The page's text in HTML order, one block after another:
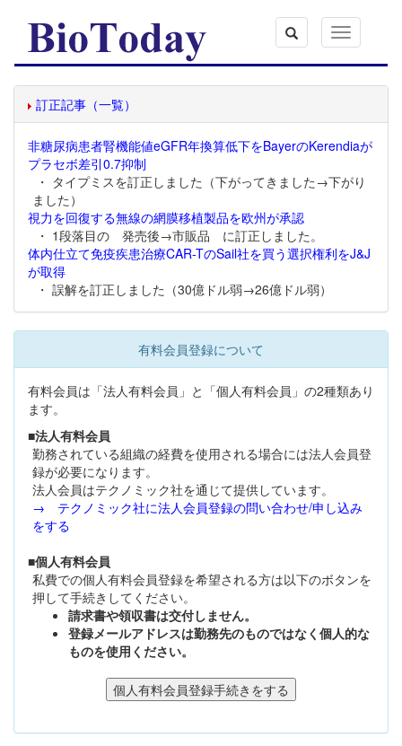
Toggle
navigation
訂正記事（一覧）
非糖尿病患者腎機能値eGFR年換算低下をBayerのKerendiaが
プラセボ差引0.7抑制
・ タイプミスを訂正しました（下がってきました→下がり
ました）
視力を回復する無線の網膜移植製品を欧州が承認
・ 1段落目の 発売後→市販品 に訂正しました。
体内仕立て免疫疾患治療CAR-TのSail社を買う選択権利をJ&J
が取得
・ 誤解を訂正しました（30億ドル弱→26億ドル弱）
有料会員登録について
有料会員は「法人有料会員」と「個人有料会員」の2種類あり
ます。
■法人有料会員
勤務されている組織の経費を使用される場合には法人会員登
録が必要になります。
法人会員はテクノミック社を通じて提供しています。
→ テクノミック社に法人会員登録の問い合わせ/申し込み
をする
■個人有料会員
私費での個人有料会員登録を希望される方は以下のボタンを
押して手続きしてください。
請求書や領収書は交付しません。
登録メールアドレスは勤務先のものではなく個人的な
ものを使用ください。